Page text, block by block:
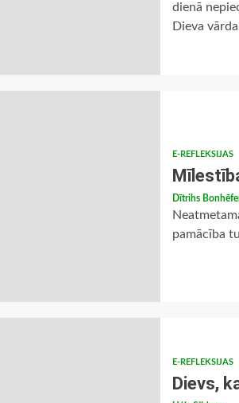
dienā
Dieva
E-REFLEKSIJAS
Dītrihs
pamācība
E-REFLEKSIJAS
Dievs,